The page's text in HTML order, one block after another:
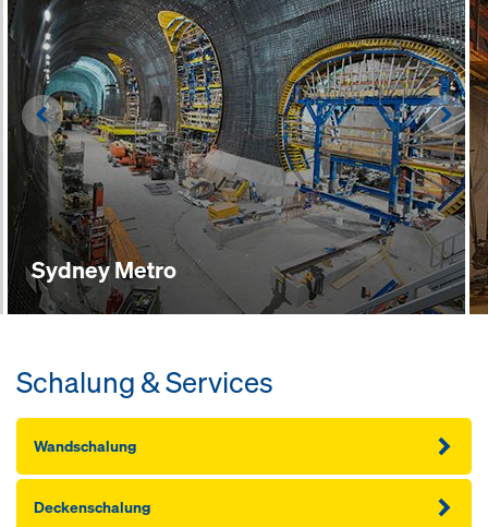
Sydney Metro
Left
Schalung & Services
Wandschalung
Deckenschalung